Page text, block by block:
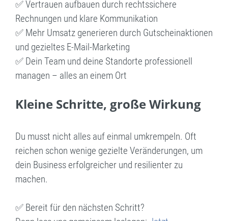
✅ Vertrauen aufbauen durch rechtssichere
Rechnungen und klare Kommunikation
✅ Mehr Umsatz generieren durch Gutscheinaktionen
und gezieltes E-Mail-Marketing
✅ Dein Team und deine Standorte professionell
managen – alles an einem Ort
Kleine Schritte, große Wirkung
Du musst nicht alles auf einmal umkrempeln. Oft
reichen schon wenige gezielte Veränderungen, um
dein Business erfolgreicher und resilienter zu
machen.
✅ Bereit für den nächsten Schritt?